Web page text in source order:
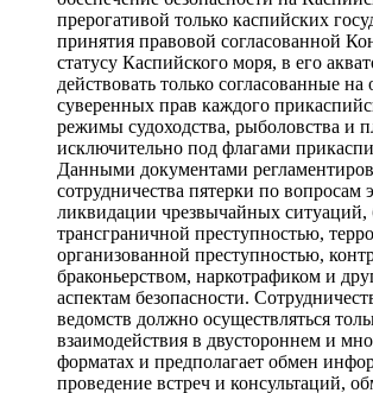
прерогативой только каспийских
принятия правовой согласованной
статусу Каспийского моря, в его
действовать только согласованные на
суверенных прав каждого
режимы судоходства, рыболовства и
исключительно под флагами
Данными документами
сотрудничества пятерки по вопросам
ликвидации чрезвычайных ситуаций,
трансграничной преступностью,
организованной преступностью,
браконьерством, наркотрафиком и
аспектам безопасности.
ведомств должно осуществляться
взаимодействия в двустороннем и
форматах и предполагает обмен
проведение встреч и консультаций,